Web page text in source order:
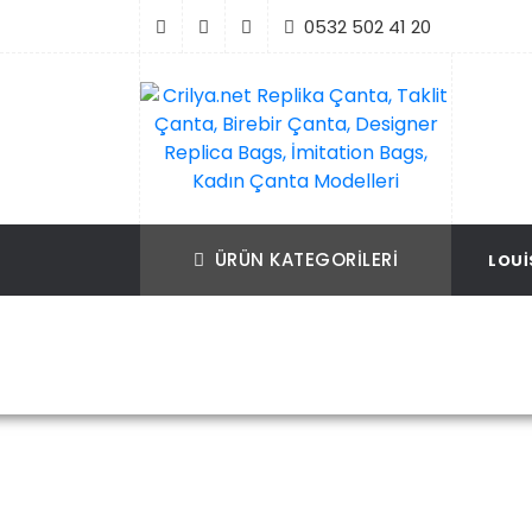
0532 502 41 20
Kadın Çanta Modelleri
ÜRÜN KATEGORILERI